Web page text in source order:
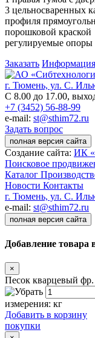
3 цельносваренных
профиля
порошковой краской
регулируемые опоры
Заказать Информация
г. Тюмень, ул. С.
С 8.00 до 17.00,
+7 (3452) 56-88-99
e-mail: st@sthim72.ru
Задать вопрос
полная версия сайта
Создание сайта: ИК
Поисковое
Каталог
Новости Контакты
г. Тюмень, ул. С.
e-mail: st@sthim72.ru
полная версия сайта
Добавление товара
×
Песок кварцевый
измерения: кг
Добавить в корзину
покупки